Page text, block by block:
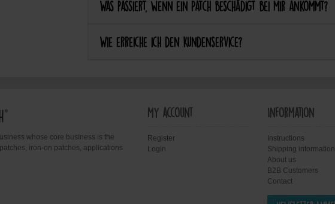
Was passiert, wenn ein Patch beschädigt bei mir ankommt?
Wie erreiche ich den Kundenservice?
whose core business is the
iron-on patches, applications
My account
Register
Login
Information
Instructions
Shipping information
About us
B2B Customers
Contact